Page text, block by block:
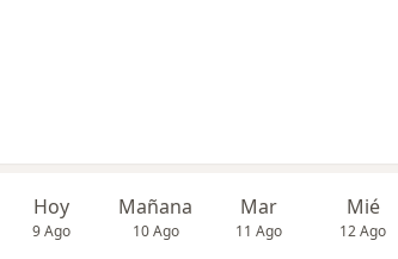
Hoy
9 Ago
Mañana
10 Ago
Mar
11 Ago
Mié
12 Ago